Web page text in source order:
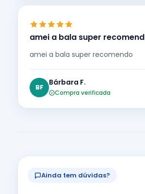
amei a bala super
amei a bala super recomendo
BF
Bárbara F.
Compra verificada
Ainda tem dúvidas?